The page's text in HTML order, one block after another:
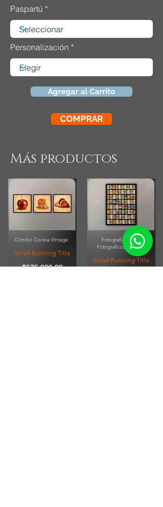
Paspartú
Personalización
Agregar al Carrito
COMPRAR
Más productos
Combo Cocina Vintage
Small Running Title
$575.900,00
Fotografia Rollos
Fotograficos Vintage
Small Running Title